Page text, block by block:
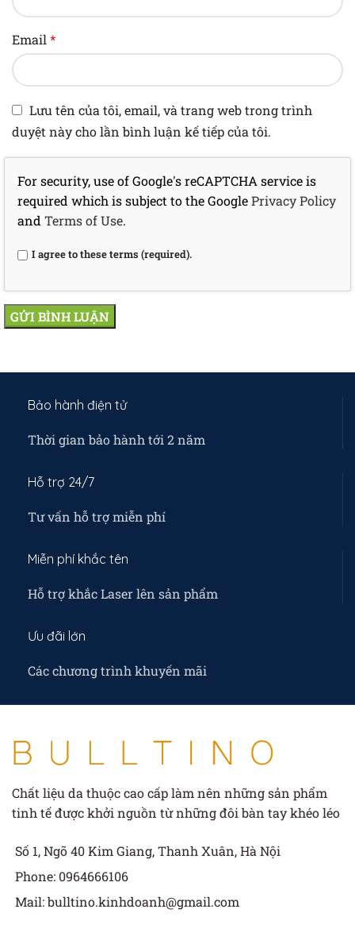
Email *
Lưu tên của tôi, email, và trang web trong trình
duyệt này cho lần bình luận kế tiếp của tôi.
For security, use of Google's reCAPTCHA service is
required which is subject to the GooglePrivacy Policy
and Terms of Use.
I agree to these terms (required).
Bảo hành điện tử
Thời gian bảo hành tới 2 năm
Hỗ trợ 24/7
Tư vấn hỗ trợ miễn phí
Miễn phí khắc tên
Hỗ trợ khắc Laser lên sản phẩm
Ưu đãi lớn
Các chương trình khuyến mãi
Chất liệu da thuộc cao cấp làm nên những sản phẩm
tinh tế được khởi nguồn từ những đôi bàn tay khéo léo
Số 1, Ngõ 40 Kim Giang, Thanh Xuân, Hà Nội
Phone: 0964666106
Mail: bulltino.kinhdoanh@gmail.com